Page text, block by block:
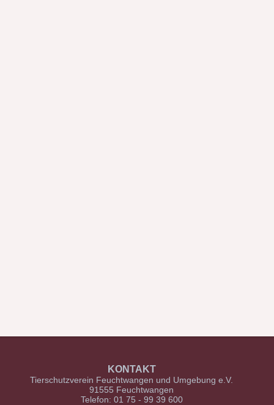
KONTAKT
Tierschutzverein Feuchtwangen und Umgebung e.V.
91555 Feuchtwangen
Telefon: 01 75 - 99 39 600